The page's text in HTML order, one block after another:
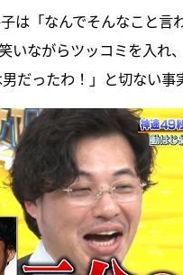
は「なんでそんなこと言
いながらツッコミを入れ
だったわ！」と切ない事